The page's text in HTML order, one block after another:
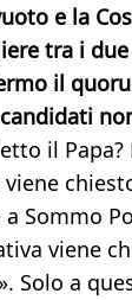
e la
tra i
il
il
Sommo
viene
Solo a